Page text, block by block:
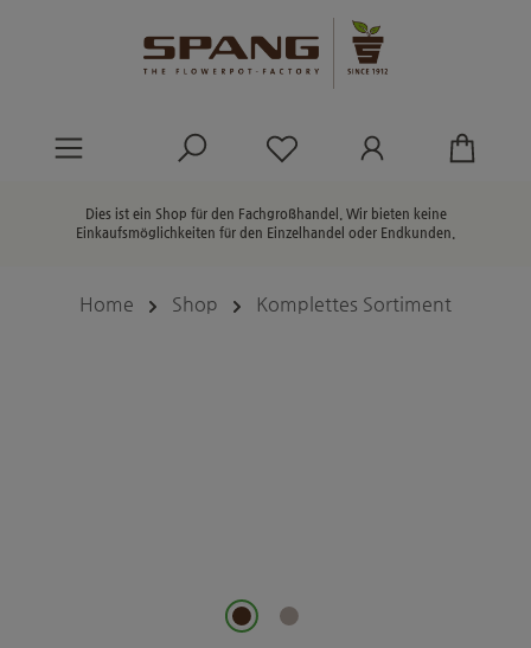
Du hast 0 Produkte
Dies ist ein Shop für den Fachgroßhandel. Wir bieten keine
Einkaufsmöglichkeiten für den Einzelhandel oder Endkunden.
Home Shop Komplettes Sortiment